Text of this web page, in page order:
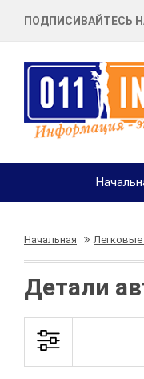
ПОДПИСИВАЙТЕСЬ
Начальная
Детали